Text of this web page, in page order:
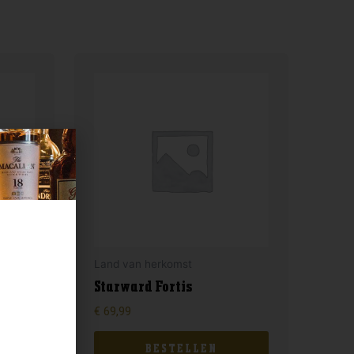
Starward Fortis
€ 69,99
BESTELLEN